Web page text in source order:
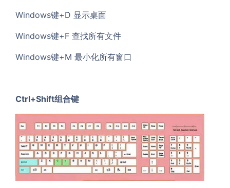
Windows键+D 显示桌面
Windows键+F 查找所有文件
Windows键+M 最小化所有窗口
Ctrl+Shift组合键